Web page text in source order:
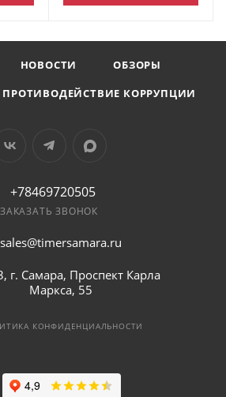
НОВОСТИ
ОБЗОРЫ
ПРОТИВОДЕЙСТВИЕ КОРРУПЦИИ
+78469720505
ЗАКАЗАТЬ ЗВОНОК
sales@timersamara.ru
г. Самара, Проспект Карла
Маркса, 55
КОНФИДЕНЦИАЛЬНОСТИ